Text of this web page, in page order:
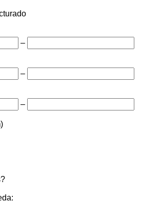
–
–
–